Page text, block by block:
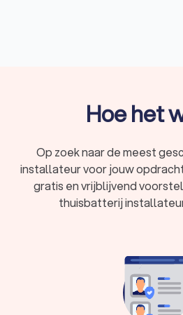
deze installateurs een Trustoo
zeker van kwaliteit en
Vraag vandaag nog vier offertes
thuisbatterij installateurs uit
installateur die aansluit bij jouw
Een thuisbatterij, ook wel thuisaccu
elektriciteit op die zonnepanelen
van de opgeleverde stroom
dan opgeslagen in de thuisbatterij.
Hoe het
Op zoek naar de meest
installateur voor jouw
gratis en vrijblijvend
thuisbatterij